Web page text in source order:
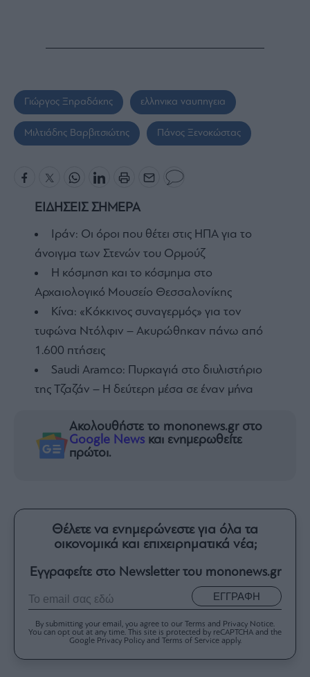
Γιώργος Ξηραδάκης ελληνικα ναυπηγεια
Μιλτιάδης Βαρβιτσιώτης Πάνος Ξενοκώστας
ΕΙΔΗΣΕΙΣ ΣΗΜΕΡΑ
Ιράν: Οι όροι που θέτει στις ΗΠΑ για το
άνοιγμα των Στενών του Ορμούζ
Η κόσμηση και το κόσμημα στο
Αρχαιολογικό Μουσείο Θεσσαλονίκης
Κίνα: «Κόκκινος συναγερμός» για τον
τυφώνα Ντόλφιν – Ακυρώθηκαν πάνω από
1.600 πτήσεις
Saudi Aramco: Πυρκαγιά στο διυλιστήριο
της Τζαζάν – Η δεύτερη μέσα σε έναν μήνα
Ακολουθήστε το mononews.gr στο
Google News και ενημερωθείτε
πρώτοι.
Θέλετε να ενημερώνεστε για όλα τα
οικονομικά και επιχειρηματικά νέα;
Εγγραφείτε στο Newsletter του mononews.gr
ΕΓΓΡΑΦΗ
By submitting your email, you agree to our Terms and Privacy Notice.
You can opt out at any time. This site is protected by reCAPTCHA and the
Google Privacy Policy and Terms of Service apply.